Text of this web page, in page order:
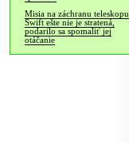
Misia na záchranu teleskopu
Swift ešte nie je stratená,
podarilo sa spomaliť jej
otáčanie